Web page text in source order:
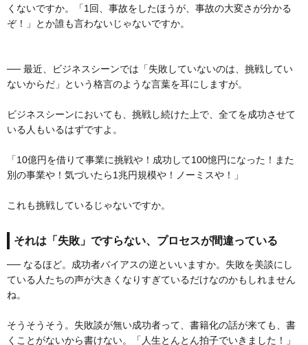
くないですか。「1回、事故をしたほうが、事故の大変さが分かる
ぞ！」とか誰も言わないじゃないですか。
── 最近、ビジネスシーンでは「失敗していないのは、挑戦してい
ないからだ」という格言のような言葉を耳にしますが。
ビジネスシーンにおいても、挑戦し続けた上で、全てを成功させて
いる人もいるはずですよ。
「10億円を借りて事業に挑戦や！成功して100憶円になった！また
別の事業や！気づいたら1兆円規模や！ノーミスや！」
これも挑戦しているじゃないですか。
それは「失敗」ですらない、プロセスが間違っている
── なるほど。成功者バイアスの逆といいますか。失敗を美談にし
ている人たちの声が大きくなりすぎているだけなのかもしれません
ね。
そうそうそう。失敗談が無い成功者って、書籍化の話が来ても、書
くことがないから書けない。「人生とんとん拍子でいきました！」